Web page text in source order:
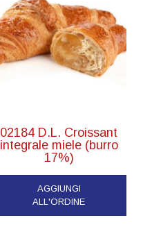
02184 D.L. Croissant
integrale miele (burro
17%)
AGGIUNGI
ALL'ORDINE